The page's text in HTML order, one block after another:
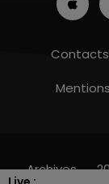
Contacts
Archives